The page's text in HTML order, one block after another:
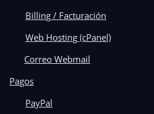
Billing / Facturación
Web Hosting (cPanel)
Correo Webmail
Pagos
PayPal